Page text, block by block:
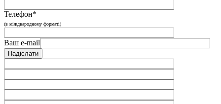
Телефон*
(в міжднародному форматі)
Ваш e-mail